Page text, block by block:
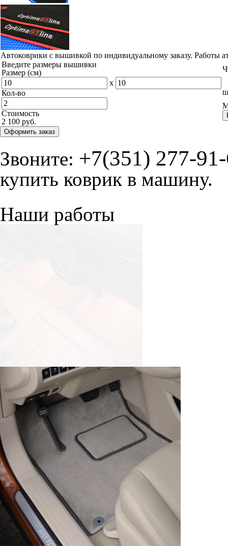
Автоковрики с вышивкой по индивидуальному заказу. Работы
Введите размеры вышивки
Размер (см)
x
Кол-во
Стоимость
2 100 руб.
Оформить заказ
Звоните: +7(351) 277-
купить коврик в машину.
Наши работы
© ателье «Автоковрики
корпус 1.
На нашем сайте в целях
работоспособности
персональных данных,
браузером. Это,
и т.д. Если Вы